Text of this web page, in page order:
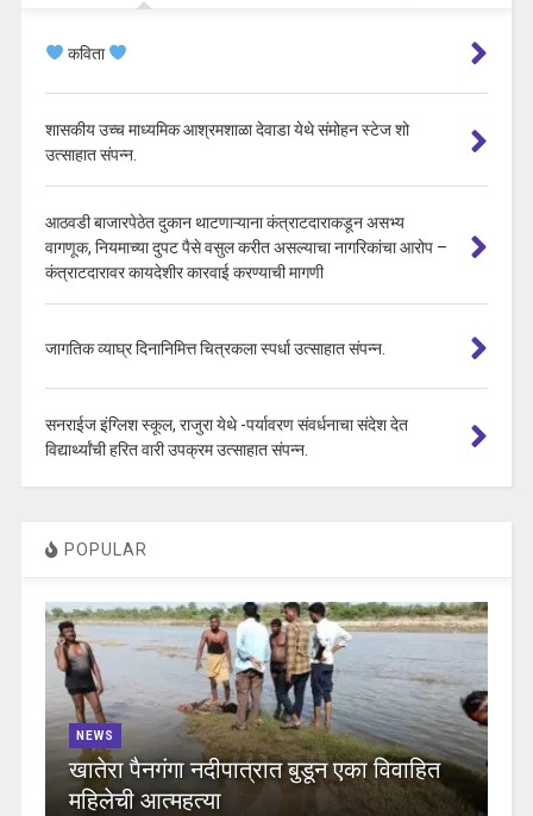
कविता
शासकीय उच्च माध्यमिक आश्रमशाळा देवाडा येथे संमोहन स्टेज शो
उत्साहात संपन्न.
आठवडी बाजारपेठेत दुकान थाटणाऱ्याना कंत्राटदाराकडून असभ्य
वागणूक, नियमाच्या दुपट पैसे वसुल करीत असल्याचा नागरिकांचा आरोप –
कंत्राटदारावर कायदेशीर कारवाई करण्याची मागणी
जागतिक व्याघ्र दिनानिमित्त चित्रकला स्पर्धा उत्साहात संपन्न.
सनराईज इंग्लिश स्कूल, राजुरा येथे -पर्यावरण संवर्धनाचा संदेश देत
विद्यार्थ्यांची हरित वारी उपक्रम उत्साहात संपन्न.
POPULAR
NEWS
खातेरा पैनगंगा नदीपात्रात बुडून एका विवाहित
महिलेची आत्महत्या